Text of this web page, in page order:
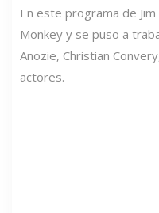
En este programa de
Monkey y se puso a
Anozie, Christian
actores.